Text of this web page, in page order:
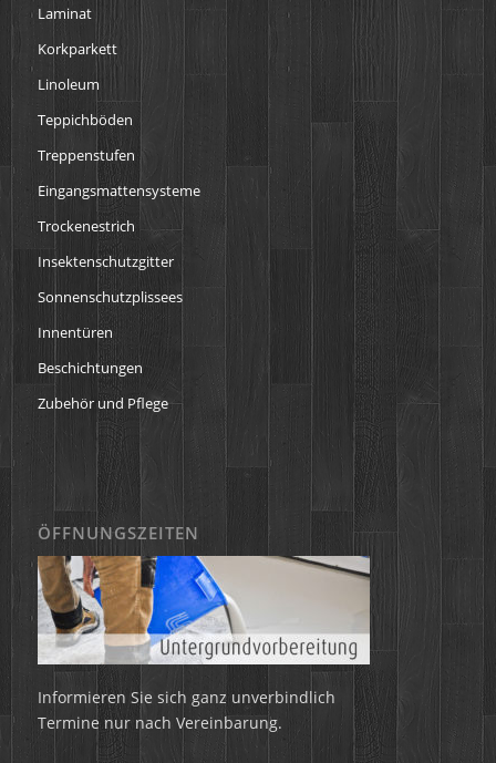
Laminat
Korkparkett
Linoleum
Teppichböden
Treppenstufen
Eingangsmattensysteme
Trockenestrich
Insektenschutzgitter
Sonnenschutzplissees
Innentüren
Beschichtungen
Zubehör und Pflege
ÖFFNUNGSZEITEN
Informieren Sie sich ganz unverbindlich
Termine nur nach Vereinbarung.